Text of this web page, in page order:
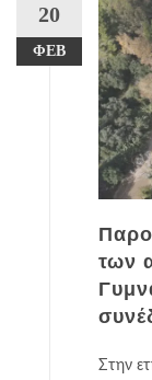
20
ΦΕΒ
των
Στην